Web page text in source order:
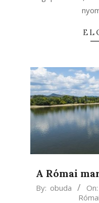
A Római
2019-
By: obuda On: